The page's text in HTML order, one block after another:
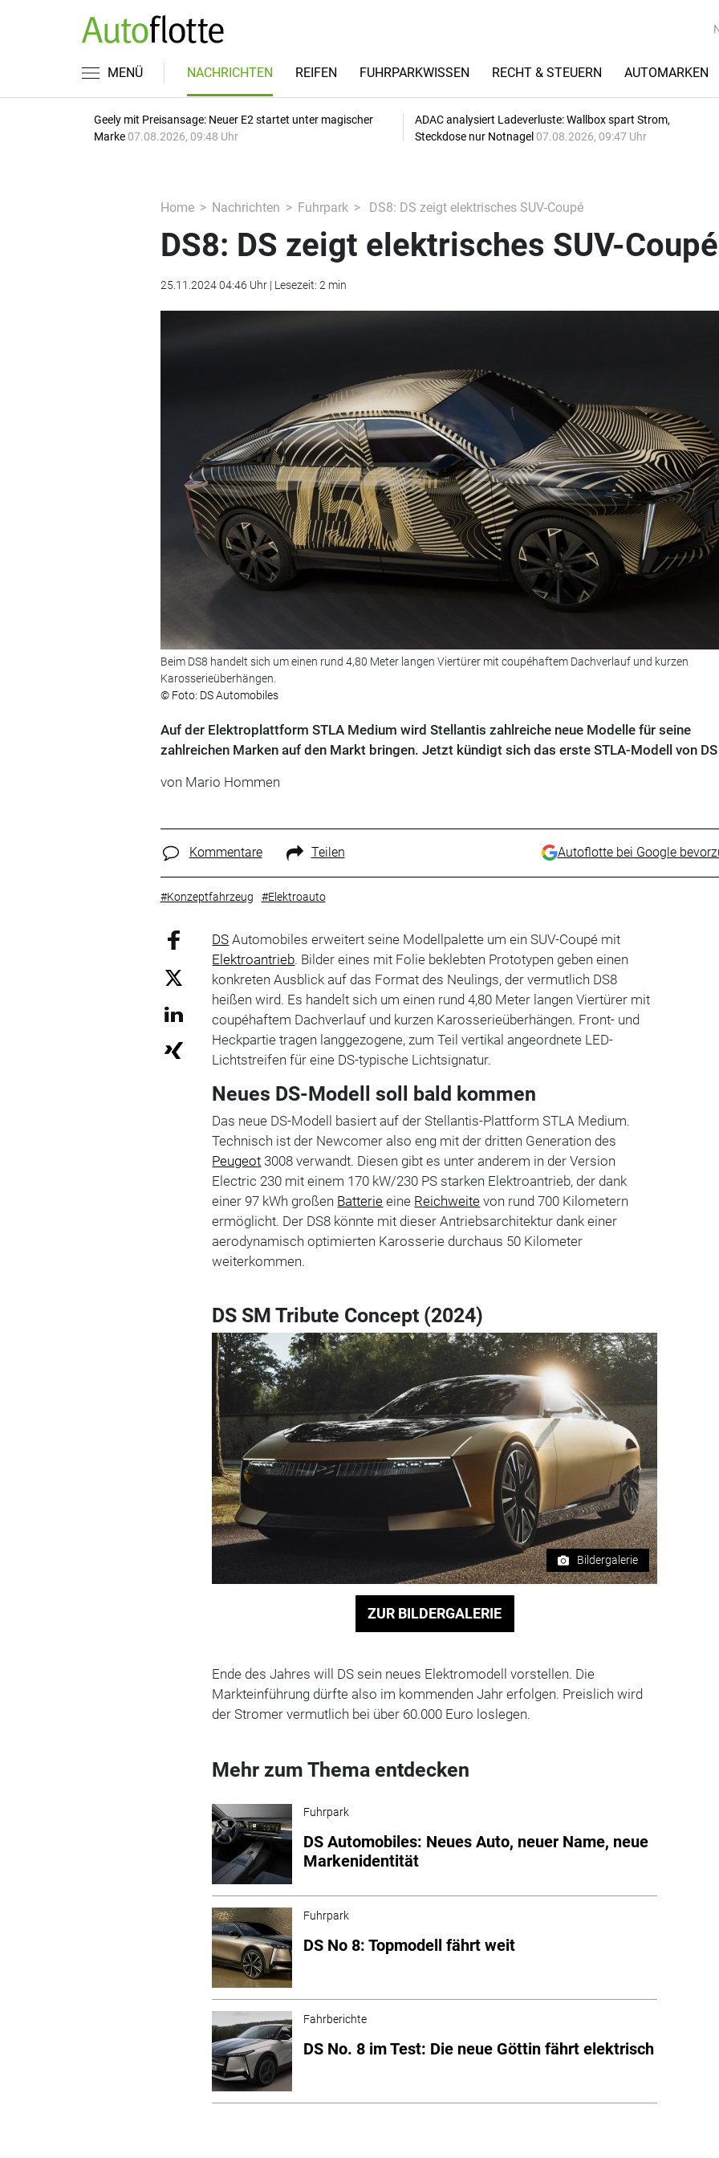
MENÜ NACHRICHTEN REIFEN FUHRPARKWISSEN RECHT & STEUERN AUTOMARKEN
Geely mit Preisansage: Neuer E2 startet unter magischer
Marke 07.08.2026, 09:48 Uhr
ADAC analysiert Ladeverluste: Wallbox spart Strom,
Steckdose nur Notnagel 07.08.2026, 09:47 Uhr
Home Nachrichten Fuhrpark DS8: DS zeigt elektrisches SUV-Coupé
DS8: DS zeigt elektrisches SUV-Coupé
25.11.2024 04:46 Uhr | Lesezeit: 2 min
Beim DS8 handelt sich um einen rund 4,80 Meter langen Viertürer mit coupéhaftem Dachverlauf und kurzen
Karosserieüberhängen.
© Foto: DS Automobiles
Auf der Elektroplattform STLA Medium wird Stellantis zahlreiche neue Modelle für seine
zahlreichen Marken auf den Markt bringen. Jetzt kündigt sich das erste STLA-Modell von DS
von Mario Hommen
Kommentare Teilen Autoflotte bei Google
#Konzeptfahrzeug #Elektroauto
DS Automobiles erweitert seine Modellpalette um ein SUV-Coupé mit
Elektroantrieb. Bilder eines mit Folie beklebten Prototypen geben einen
konkreten Ausblick auf das Format des Neulings, der vermutlich DS8
heißen wird. Es handelt sich um einen rund 4,80 Meter langen Viertürer mit
coupéhaftem Dachverlauf und kurzen Karosserieüberhängen. Front- und
Heckpartie tragen langgezogene, zum Teil vertikal angeordnete LED-
Lichtstreifen für eine DS-typische Lichtsignatur.
Neues DS-Modell soll bald kommen
Das neue DS-Modell basiert auf der Stellantis-Plattform STLA Medium.
Technisch ist der Newcomer also eng mit der dritten Generation des
Peugeot 3008 verwandt. Diesen gibt es unter anderem in der Version
Electric 230 mit einem 170 kW/230 PS starken Elektroantrieb, der dank
einer 97 kWh großen Batterie eine Reichweite von rund 700 Kilometern
ermöglicht. Der DS8 könnte mit dieser Antriebsarchitektur dank einer
aerodynamisch optimierten Karosserie durchaus 50 Kilometer
weiterkommen.
DS SM Tribute Concept (2024)
Bildergalerie
ZUR BILDERGALERIE
Ende des Jahres will DS sein neues Elektromodell vorstellen. Die
Markteinführung dürfte also im kommenden Jahr erfolgen. Preislich wird
der Stromer vermutlich bei über 60.000 Euro loslegen.
Mehr zum Thema entdecken
Fuhrpark
DS Automobiles: Neues Auto, neuer Name, neue
Markenidentität
Fuhrpark
DS No 8: Topmodell fährt weit
Fahrberichte
DS No. 8 im Test: Die neue Göttin fährt elektrisch